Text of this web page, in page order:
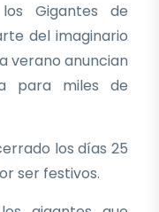
Gigantes de
del imaginario
verano anuncian
para miles de
los días 25
ser festivos.